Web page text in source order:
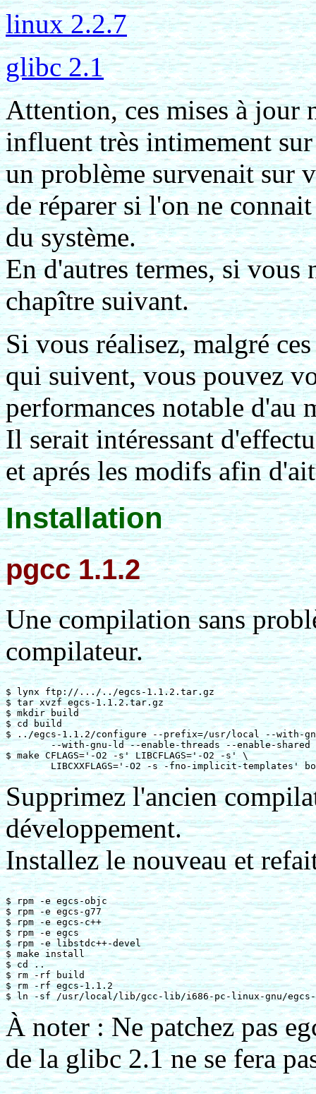
linux 2.2.7
glibc 2.1
Attention, ces mises à jour
influent très intimement
un problème survenait sur
de réparer si l'on ne
du système.
En d'autres termes, si vous
chapître suivant.
Si vous réalisez, malgré
qui suivent, vous pouvez
performances notable d'au
Il serait intéressant
et aprés les modifs afin
Installation
pgcc 1.1.2
Une compilation sans
compilateur.
$ lynx ftp://.../../egcs-1.1.2.tar.gz
$ tar xvzf egcs-1.1.2.tar.gz
$ mkdir build
$ cd build
$ ../egcs-1.1.2/configure --prefix=/usr/local --with-
	--with-gnu-ld --enable-threads --enable-shared
$ make CFLAGS='-O2 -s' LIBCFLAGS='-O2 -s' \
Supprimez l'ancien
développement.
Installez le nouveau et
$ rpm -e egcs-objc
$ rpm -e egcs-g77
$ rpm -e egcs-c++
$ rpm -e egcs
$ rpm -e libstdc++-devel
$ make install
$ cd ..
$ rm -rf build
$ rm -rf egcs-1.1.2
À noter : Ne patchez pas
de la glibc 2.1 ne se fera